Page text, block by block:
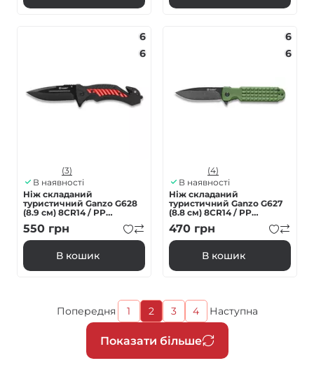
6
6
(3)
В наявності
Ніж складаний
туристичний Ganzo G628
(8.9 см) 8CR14 / PP
алюміній червоний
550 грн
В кошик
6
6
(4)
В наявності
Ніж складаний
туристичний Ganzo G627
(8.8 см) 8CR14 / PP
зелений
470 грн
В кошик
Розбивка
на
сторінки
Показати більше
Попередня
сторінка
Попередня
Page
1
Поточна
сторінка
2
Page
3
Page
4
Наступна
Наступна